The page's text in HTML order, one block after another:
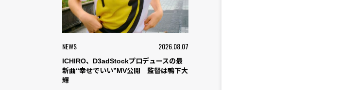
NEWS 2026.08.07
ICHIRO、D3adStockプロデュースの最
新曲“幸せでいい”MV公開 監督は鴨下大
輝